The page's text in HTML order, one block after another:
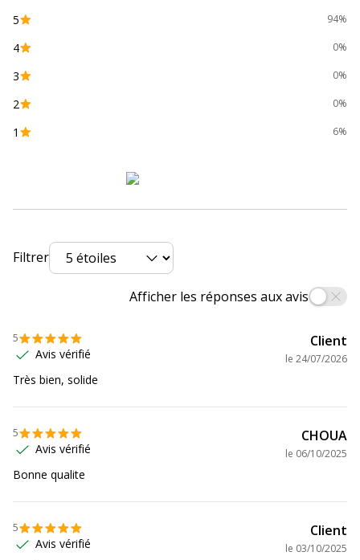
Impact environnemental
5 94%
4 0%
3 0%
2 0%
1 6%
Filtrer
Afficher les réponses aux avis
5
Avis vérifié
Client
le 24/07/2026
Très bien, solide
5
Avis vérifié
CHOUA
le 06/10/2025
Bonne qualite
5
Avis vérifié
Client
le 03/10/2025